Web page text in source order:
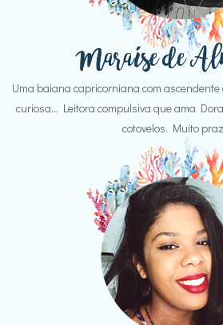
Uma baiana capricorniana com
curiosa... Leitora compulsiva que ama
cotovelos. Muito